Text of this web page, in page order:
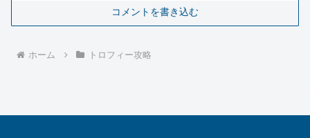
コメントを書き込む
ホーム トロフィー攻略